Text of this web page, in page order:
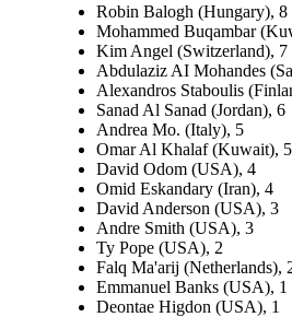
Robin Balogh (Hungary), 8
Mohammed Buqambar
Kim Angel (Switzerland), 7
Abdulaziz AI Mohandes
Alexandros Staboulis
Sanad Al Sanad (Jordan), 6
Andrea Mo. (Italy), 5
Omar Al Khalaf (Kuwait), 5
David Odom (USA), 4
Omid Eskandary (Iran), 4
David Anderson (USA), 3
Andre Smith (USA), 3
Ty Pope (USA), 2
Falq Ma'arij (Netherlands),
Emmanuel Banks (USA), 1
Deontae Higdon (USA), 1